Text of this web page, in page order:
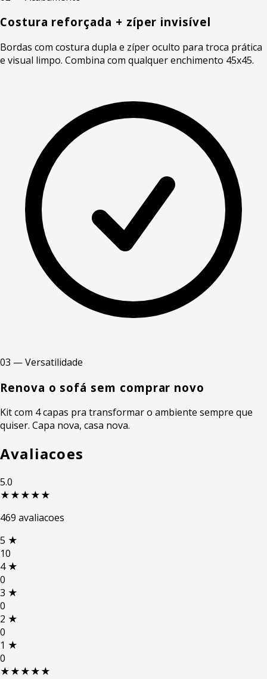
Costura reforçada + zíper invisível
Bordas com costura dupla e zíper oculto para troca prática
e visual limpo. Combina com qualquer enchimento 45x45.
03 — Versatilidade
Renova o sofá sem comprar novo
Kit com 4 capas pra transformar o ambiente sempre que
quiser. Capa nova, casa nova.
Avaliacoes
5.0
★★★★★
469 avaliacoes
5 ★
10
4 ★
0
3 ★
0
2 ★
0
1 ★
0
★★★★★